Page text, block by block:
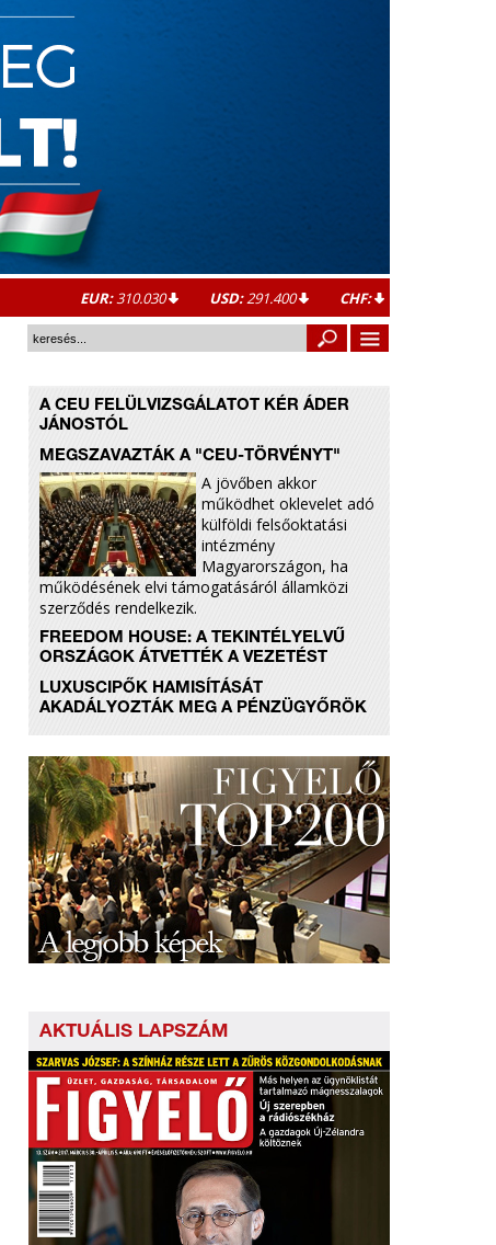
EUR:310.030 USD:291.400 CHF:
A CEU FELÜLVIZSGÁLATOT KÉR ÁDER
JÁNOSTÓL
MEGSZAVAZTÁK A "CEU-TÖRVÉNYT"
A jövőben akkor
működhet oklevelet adó
külföldi felsőoktatási
intézmény
Magyarországon, ha
működésének elvi támogatásáról államközi
szerződés rendelkezik.
FREEDOM HOUSE: A TEKINTÉLYELVŰ
ORSZÁGOK ÁTVETTÉK A VEZETÉST
LUXUSCIPŐK HAMISÍTÁSÁT
AKADÁLYOZTÁK MEG A PÉNZÜGYŐRÖK
AKTUÁLIS LAPSZÁM